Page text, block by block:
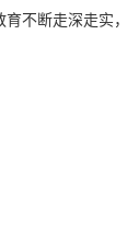
不断走深走实